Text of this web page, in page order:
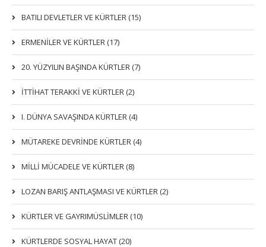
BATILI DEVLETLER VE KÜRTLER (15)
ERMENİLER VE KÜRTLER (17)
20. YÜZYILIN BAŞINDA KÜRTLER (7)
İTTIHAT TERAKKI VE KÜRTLER (2)
I. DÜNYA SAVAŞINDA KÜRTLER (4)
MÜTAREKE DEVRİNDE KÜRTLER (4)
MİLLİ MÜCADELE VE KÜRTLER (8)
LOZAN BARIŞ ANTLAŞMASI VE KÜRTLER (2)
KÜRTLER VE GAYRIMÜSLIMLER (10)
KÜRTLERDE SOSYAL HAYAT (20)